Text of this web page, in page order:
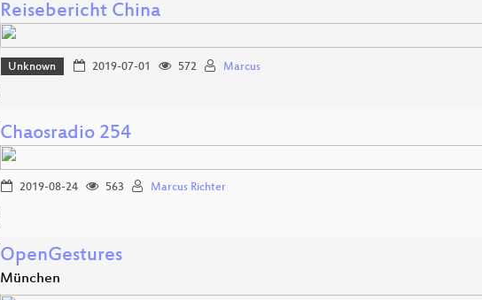
Reisebericht China
Unknown 2019-07-01 572 Marcus
Chaosradio 254
2019-08-24 563 Marcus Richter
OpenGestures
München